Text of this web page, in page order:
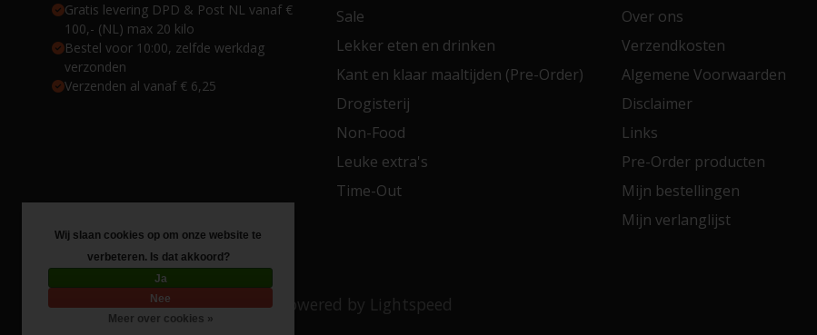
Gratis levering DPD & Post NL vanaf €
100,- (NL) max 20 kilo
Bestel voor 10:00, zelfde werkdag
verzonden
Verzenden al vanaf € 6,25
Sale
Lekker eten en drinken
Kant en klaar maaltijden (Pre-Order)
Drogisterij
Non-Food
Leuke extra's
Time-Out
Over ons
Verzendkosten
Algemene Voorwaarden
Disclaimer
Links
Pre-Order producten
Mijn bestellingen
Mijn verlanglijst
© Copyright 2026 Toko 4 All- Powered by Lightspeed
Wij slaan cookies op om onze website te
verbeteren. Is dat akkoord?
Ja
Nee
Meer over cookies »